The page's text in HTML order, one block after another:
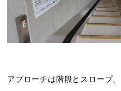
アプローチは階段とスロープ。